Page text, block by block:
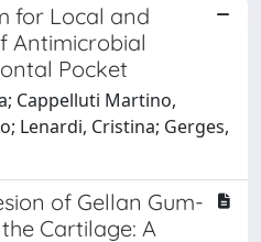
for Local and
Antimicrobial
Pocket
Cappelluti Martino,
Lenardi, Cristina; Gerges,
of Gellan Gum-
Cartilage: A